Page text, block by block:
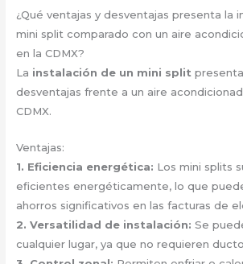
¿Qué ventajas y desventajas presenta la
mini split comparado con un aire
en la CDMX?
La instalación de un mini split
desventajas frente a un aire
CDMX.
Ventajas:
1. Eficiencia energética: Los mini splits
eficientes energéticamente, lo que
ahorros significativos en las facturas de
2.Versatilidad de instalación: Se
cualquier lugar, ya que no requieren